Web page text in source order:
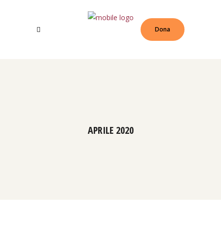
Dona
APRILE 2020